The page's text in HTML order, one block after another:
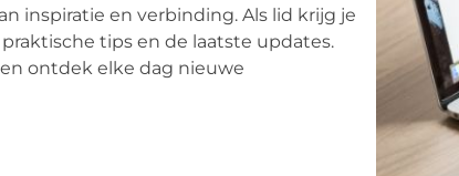
inspiratie en verbinding. Als lid krijg je
tips en de laatste updates.
ontdek elke dag nieuwe